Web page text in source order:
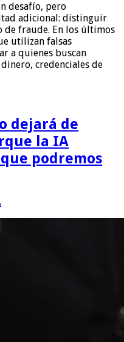
desafío, pero
adicional: distinguir
fraude. En los últimos
utilizan falsas
a quienes buscan
credenciales de
dejará de
la IA
podremos